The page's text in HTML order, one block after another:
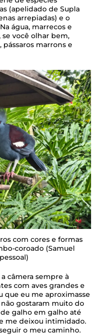
(apelidado de Supla
arrepiadas) e o
água, marrecos e
se você olhar bem,
marrons e
com cores e formas
coroado (Samuel
câmera sempre à
com aves grandes e
que eu me aproximasse
não gostaram muito do
galho em galho até
me deixou intimidado.
o meu caminho.